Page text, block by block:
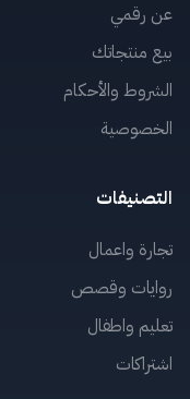
عن رقمي
بيع منتجاتك
الشروط والأحكام
الخصوصية
التصنيفات
تجارة واعمال
روايات وقصص
تعليم واطفال
اشتراكات